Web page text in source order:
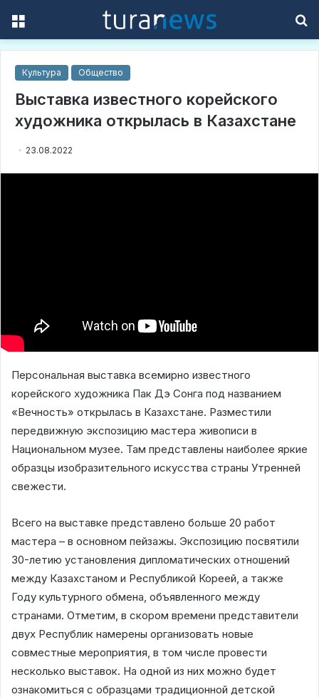
Культура Общество
Выставка известного корейского
художника открылась в Казахстане
23.08.2022
Персональная выставка всемирно известного
корейского художника Пак Дэ Сонга под названием
«Вечность» открылась в Казахстане. Разместили
передвижную экспозицию мастера живописи в
Национальном музее. Там представлены наиболее яркие
образцы изобразительного искусства страны Утренней
свежести.
Всего на выставке представлено больше 20 работ
мастера – в основном пейзажы. Экспозицию посвятили
30-летию установления дипломатических отношений
между Казахстаном и Республикой Кореей, а также
Году культурного обмена, объявленного между
странами. Отметим, в скором времени представители
двух Республик намерены организовать новые
совместные мероприятия, в том числе провести
несколько выставок. На одной из них можно будет
ознакомиться с образцами традиционной детской